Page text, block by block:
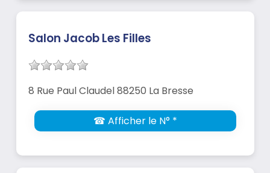
Salon Jacob Les Filles
8 Rue Paul Claudel 88250 La Bresse
☎ Afficher le N° *